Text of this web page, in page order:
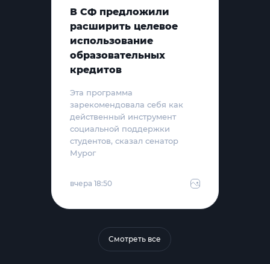
В СФ предложили
расширить целевое
использование
образовательных
кредитов
Эта программа
зарекомендовала себя как
действенный инструмент
социальной поддержки
студентов, сказал сенатор
Мурог
вчера 18:50
Смотреть все